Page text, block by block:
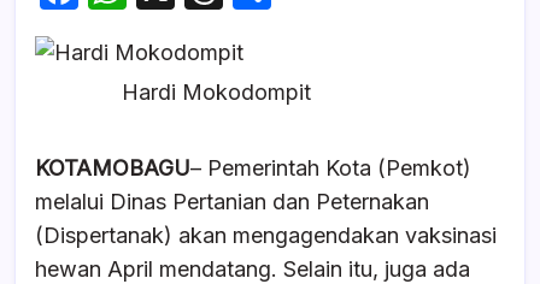
c
o
o
k
at
s
p
p
e
a
s
e
Hardi Mokodompit
KOTAMOBAGU– Pemerintah Kota (Pemkot)
melalui Dinas Pertanian dan Peternakan
(Dispertanak) akan mengagendakan vaksinasi
hewan April mendatang. Selain itu, juga ada